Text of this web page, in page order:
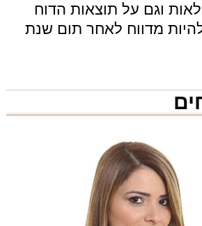
וגם על תוצאות הדוח
מדווח לאחר תום שנת